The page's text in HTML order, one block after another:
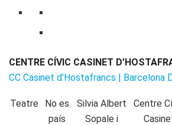
CENTRE CÍVIC CASINET
CC Casinet d’Hostafrancs | Barcelona
Teatre
No es
país
Silvia Albert
Sopale i
Centre